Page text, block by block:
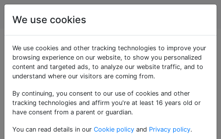
Android
Als «chrome-for-
android» getaggte
Fragen
Sie dieses Tag, wenn Ihre Frage die Android-Version
We use cookies
We use cookies and other tracking technologies to improve your
browsing experience on our website, to show you personalized
content and targeted ads, to analyze our website traffic, and to
understand where our visitors are coming from.
By continuing, you consent to our use of cookies and other
tracking technologies and affirm you're at least 16 years old or
have consent from a parent or guardian.
You can read details in our Cookie policy and Privacy policy.